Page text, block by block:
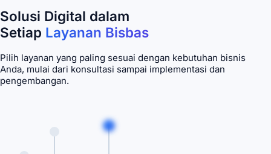
Solusi Digital dalam
Setiap Layanan Bisbas
Pilih layanan yang paling sesuai dengan kebutuhan bisnis
Anda, mulai dari konsultasi sampai implementasi dan
pengembangan.